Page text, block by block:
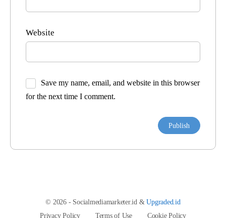
Website
Save my name, email, and website in this browser
for the next time I comment.
© 2026 - Socialmediamarketer.id &Upgraded.id
Privacy Policy
Terms of Use Cookie Policy